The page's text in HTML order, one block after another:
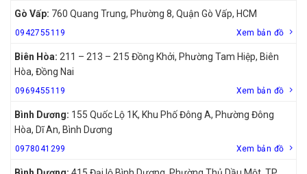
Gò Vấp: 760 Quang Trung, Phường 8, Quận Gò Vấp, HCM
0942755119 Xem bản đồ
Biên Hòa: 211 – 213 – 215 Đồng Khởi, Phường Tam Hiệp, Biên
Hòa, Đồng Nai
0969455119 Xem bản đồ
Bình Dương: 155 Quốc Lộ 1K, Khu Phố Đông A, Phường Đông
Hòa, Dĩ An, Bình Dương
0978041299 Xem bản đồ